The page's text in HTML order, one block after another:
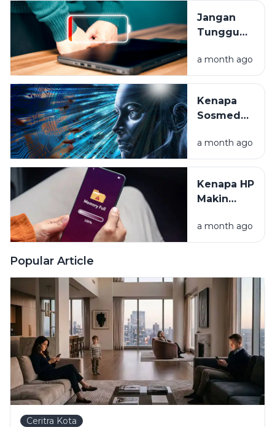
Frozen
Food
Jangan
Tunggu
Ini Cara
Rawat
Laptop
Anda
a month ago
Kenapa
Sosmed
yang Kita
Mau? Intip
Algoritma
a month ago
Kenapa HP
Makin
Makin
Lemot?
Alasannya
a month ago
Popular Article
Ceritra Kota